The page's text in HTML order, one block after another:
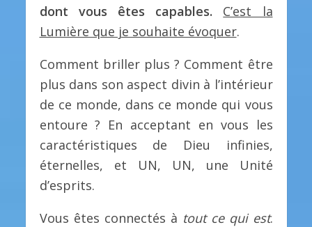
dont vous êtes capables.
C’est la
Lumière que je souhaite évoquer.
Comment briller plus ? Comment être
plus dans son aspect divin à l’intérieur
de ce monde, dans ce monde qui vous
entoure ? En acceptant en vous les
caractéristiques de Dieu infinies,
éternelles, et UN, UN, une Unité
d’esprits.
Vous êtes connectés à tout ce qui est.